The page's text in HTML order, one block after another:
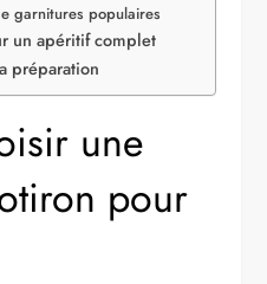
garnitures populaires
un apéritif complet
préparation
une
pour